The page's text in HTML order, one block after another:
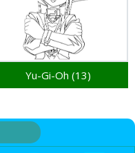
Yu-Gi-Oh (13)